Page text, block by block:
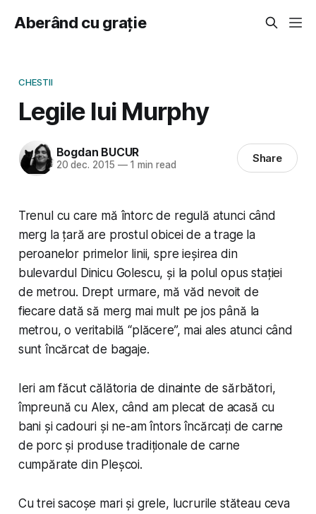
Aberând cu grație
CHESTII
Legile lui Murphy
Bogdan BUCUR
20 dec. 2015 —1 min read Share
Trenul cu care mă întorc de regulă atunci când
merg la țară are prostul obicei de a trage la
peroanelor primelor linii, spre ieșirea din
bulevardul Dinicu Golescu, și la polul opus stației
de metrou. Drept urmare, mă văd nevoit de
fiecare dată să merg mai mult pe jos până la
metrou, o veritabilă “plăcere”, mai ales atunci când
sunt încărcat de bagaje.
Ieri am făcut călătoria de dinainte de sărbători,
împreună cu Alex, când am plecat de acasă cu
bani și cadouri și ne-am întors încărcați de carne
de porc și produse tradiționale de carne
cumpărate din Pleșcoi.
Cu trei sacoșe mari și grele, lucrurile stăteau ceva